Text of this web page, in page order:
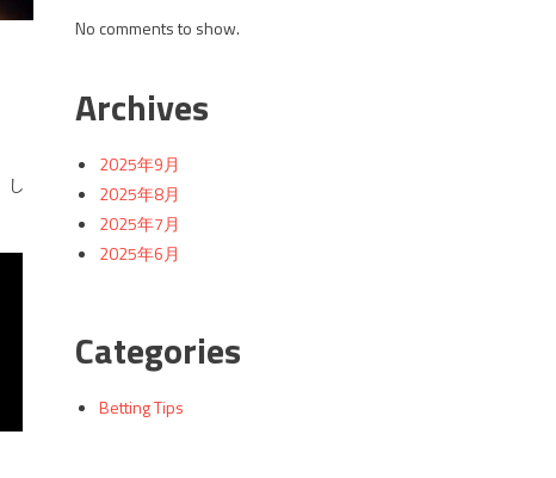
し
No comments to show.
Archives
2025年9月
2025年8月
2025年7月
2025年6月
Categories
Betting Tips